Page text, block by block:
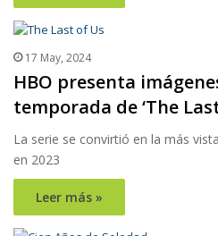
17 May, 2024
HBO presenta
temporada de ‘The
La serie se convirtió en la más
en 2023
Leer más »